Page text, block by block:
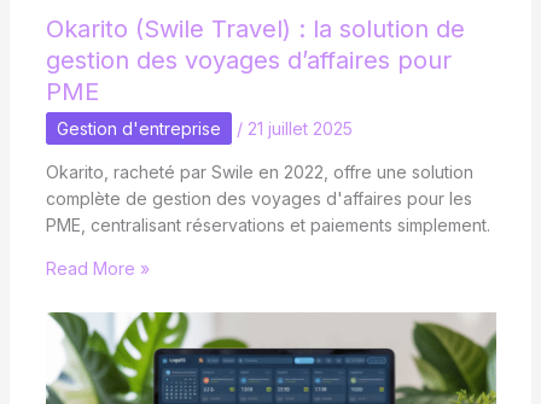
Okarito (Swile Travel) : la solution de
gestion des voyages d’affaires pour
PME
Gestion d'entreprise / 21 juillet 2025
Okarito, racheté par Swile en 2022, offre une solution
complète de gestion des voyages d'affaires pour les
PME, centralisant réservations et paiements simplement.
Read More »